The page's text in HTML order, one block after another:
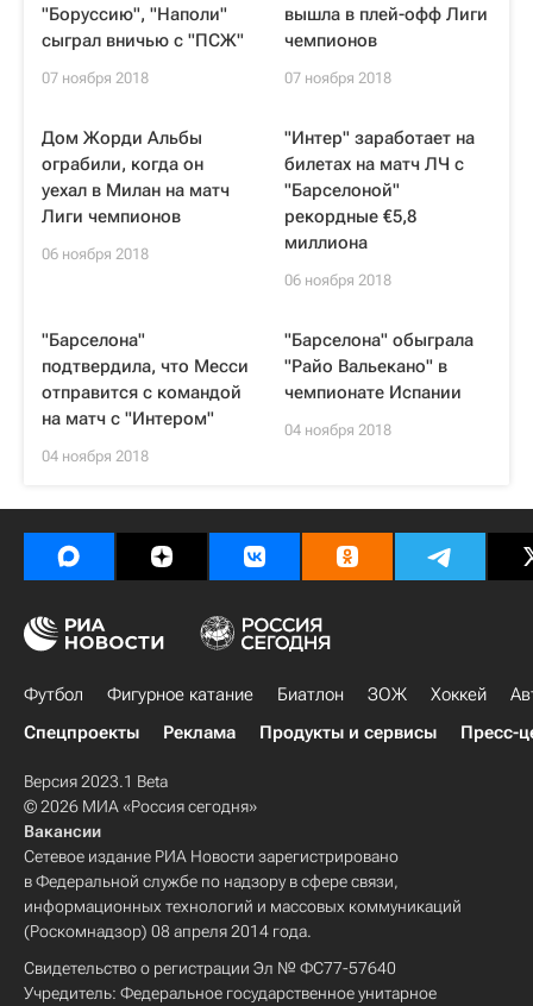
"Боруссию", "Наполи"
сыграл вничью с "ПСЖ"
07 ноября 2018
вышла в плей-офф Лиги
чемпионов
07 ноября 2018
Дом Жорди Альбы
ограбили, когда он
уехал в Милан на матч
Лиги чемпионов
06 ноября 2018
"Интер" заработает на
билетах на матч ЛЧ с
"Барселоной"
рекордные €5,8
миллиона
06 ноября 2018
"Барселона"
подтвердила, что Месси
отправится с командой
на матч с "Интером"
04 ноября 2018
"Барселона" обыграла
"Райо Вальекано" в
чемпионате Испании
04 ноября 2018
Футбол Фигурное катание Биатлон ЗОЖ Хоккей
Спецпроекты
Реклама Продукты и сервисы Пресс-
Версия 2023.1 Beta
© 2026 МИА «Россия сегодня»
Вакансии
Сетевое издание РИА Новости зарегистрировано
в Федеральной службе по надзору в сфере связи,
информационных технологий и массовых коммуникаций
(Роскомнадзор) 08 апреля 2014 года.
Свидетельство о регистрации Эл № ФС77-57640
Учредитель: Федеральное государственное унитарное